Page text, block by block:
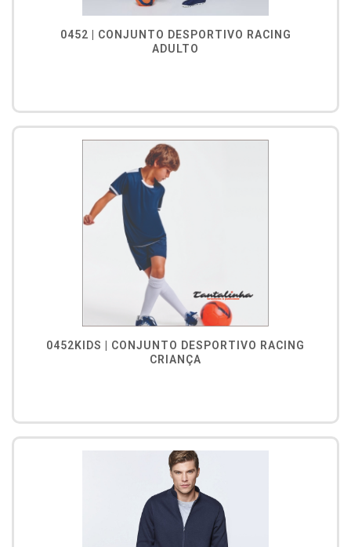
0452 | CONJUNTO DESPORTIVO RACING
ADULTO
0452KIDS | CONJUNTO DESPORTIVO RACING
CRIANÇA